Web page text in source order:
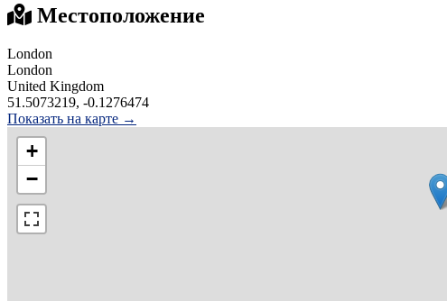
Местоположение
London
London
United Kingdom
51.5073219, -0.1276474
Показать на карте →
+
−